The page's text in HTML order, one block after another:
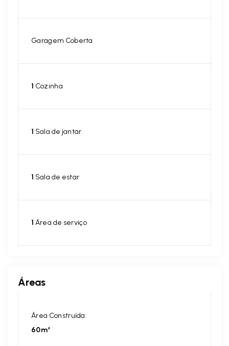
Garagem Coberta
1 Cozinha
1 Sala de jantar
1 Sala de estar
1 Área de serviço
Áreas
Área Construída:
60m²